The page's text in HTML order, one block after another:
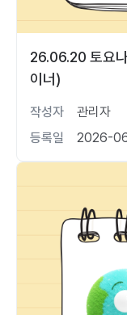
26.06.20 토요
이너)
작성자
관리자
등록일
2026-